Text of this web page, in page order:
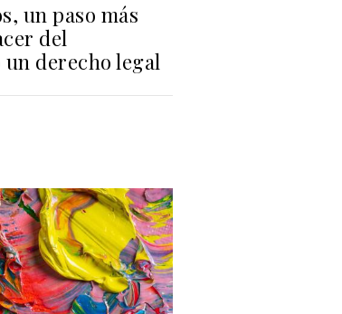
un paso más
del
derecho legal